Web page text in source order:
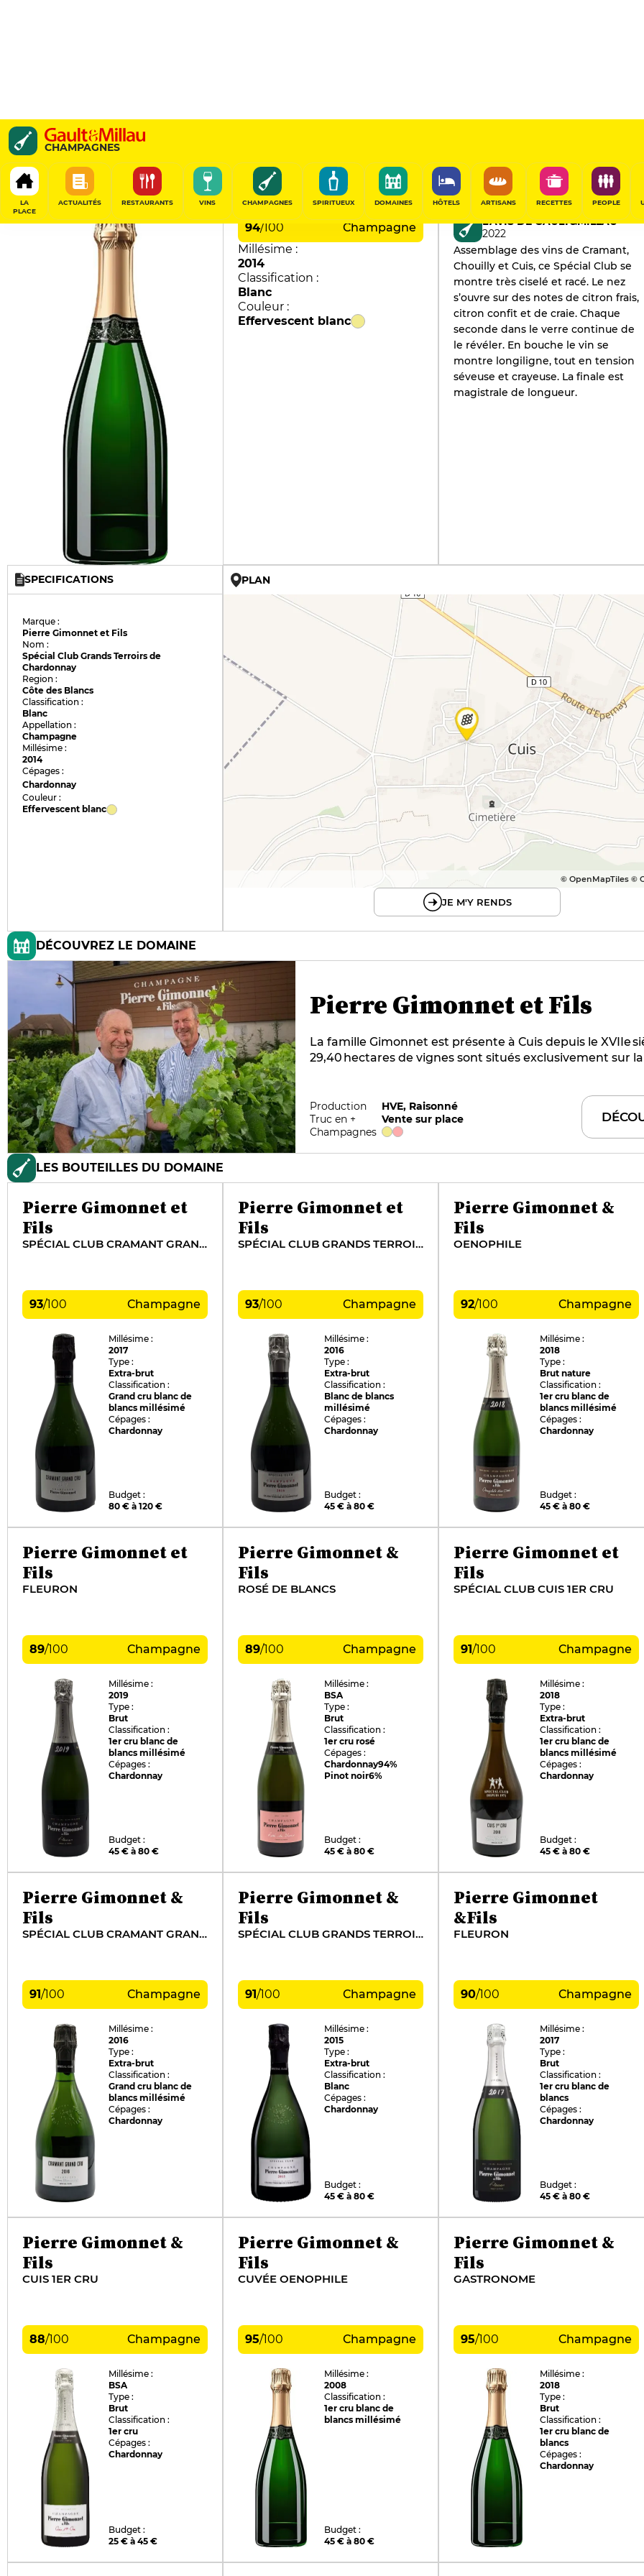
CHAMPAGNES
LA
PLACE
ACTUALITÉS RESTAURANTS VINS CHAMPAGNES SPIRITUEUX DOMAINES HÔTELS ARTISANS RECETTES PEOPLE
Spécial Club Grands Terroirs de
Chardonnay
Pierre Gimonnet et Fils
94/100
Champagne
Millésime :
2014
Classification :
Blanc
Couleur :
Effervescent blanc
L'AVIS DE GAULT&MILLAU
2022
Assemblage des vins de Cramant,
Chouilly et Cuis, ce Spécial Club se
montre très ciselé et racé. Le nez
s’ouvre sur des notes de citron frais,
citron confit et de craie. Chaque
seconde dans le verre continue de
le révéler. En bouche le vin se
montre longiligne, tout en tension
séveuse et crayeuse. La finale est
magistrale de longueur.
SPECIFICATIONS
Marque :
Pierre Gimonnet et Fils
Nom :
Spécial Club Grands Terroirs de
Chardonnay
Region :
Côte des Blancs
Classification :
Blanc
Appellation :
Champagne
Millésime :
2014
Cépages :
Chardonnay
Couleur :
Effervescent blanc
PLAN
© OpenMapTiles ©
JE M'Y RENDS
DÉCOUVREZ LE DOMAINE
Pierre Gimonnet et Fils
La famille Gimonnet est présente à Cuis depuis le XVIIe
29,40 hectares de vignes sont situés exclusivement sur la
famille accorde une grande importance au respect du
l’âge des vignes ainsi qu’à la maîtrise des assemblages.
vignoble représente 100% de leur approvisionnement.
Production
HVE, Raisonné
Truc en +
Vente sur place
Champagnes
LES BOUTEILLES DU DOMAINE
Pierre Gimonnet et
Fils
SPÉCIAL CLUB CRAMANT GRAND CRU
93/100 Champagne
Millésime :
2017
Type :
Extra-brut
Classification :
Grand cru blanc de
blancs millésimé
Cépages :
Chardonnay
Budget :
80 € à 120 €
Pierre Gimonnet et
Fils
SPÉCIAL CLUB GRANDS TERROIRS DE CHARDONNAY
93/100 Champagne
Millésime :
2016
Type :
Extra-brut
Classification :
Blanc de blancs
millésimé
Cépages :
Chardonnay
Budget :
45 € à 80 €
Pierre Gimonnet &
Fils
OENOPHILE
92/100 Champagne
Millésime :
2018
Type :
Brut nature
Classification :
1er cru blanc de
blancs millésimé
Cépages :
Chardonnay
Budget :
45 € à 80 €
Pierre Gimonnet et
Fils
FLEURON
89/100 Champagne
Millésime :
2019
Type :
Brut
Classification :
1er cru blanc de
blancs millésimé
Cépages :
Chardonnay
Budget :
45 € à 80 €
Pierre Gimonnet &
Fils
ROSÉ DE BLANCS
89/100 Champagne
Millésime :
BSA
Type :
Brut
Classification :
1er cru rosé
Cépages :
Chardonnay94%
Pinot noir6%
Budget :
45 € à 80 €
Pierre Gimonnet et
Fils
SPÉCIAL CLUB CUIS 1ER CRU
91/100 Champagne
Millésime :
2018
Type :
Extra-brut
Classification :
1er cru blanc de
blancs millésimé
Cépages :
Chardonnay
Budget :
45 € à 80 €
Pierre Gimonnet &
Fils
SPÉCIAL CLUB CRAMANT GRAND CRU
91/100 Champagne
Millésime :
2016
Type :
Extra-brut
Classification :
Grand cru blanc de
blancs millésimé
Cépages :
Chardonnay
Pierre Gimonnet &
Fils
SPÉCIAL CLUB GRANDS TERROIRS DE CHARDONNAY
91/100 Champagne
Millésime :
2015
Type :
Extra-brut
Classification :
Blanc
Cépages :
Chardonnay
Budget :
45 € à 80 €
Pierre Gimonnet
&Fils
FLEURON
90/100 Champagne
Millésime :
2017
Type :
Brut
Classification :
1er cru blanc de
blancs
Cépages :
Chardonnay
Budget :
45 € à 80 €
Pierre Gimonnet &
Fils
CUIS 1ER CRU
88/100 Champagne
Millésime :
BSA
Type :
Brut
Classification :
1er cru
Cépages :
Chardonnay
Budget :
25 € à 45 €
Pierre Gimonnet &
Fils
CUVÉE OENOPHILE
95/100 Champagne
Millésime :
2008
Classification :
1er cru blanc de
blancs millésimé
Budget :
45 € à 80 €
Pierre Gimonnet &
Fils
GASTRONOME
95/100 Champagne
Millésime :
2018
Type :
Brut
Classification :
1er cru blanc de
blancs
Cépages :
Chardonnay